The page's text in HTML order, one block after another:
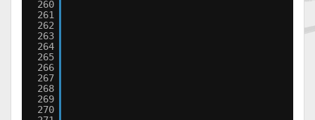
260
261
262
263
264
265
266
267
268
269
270